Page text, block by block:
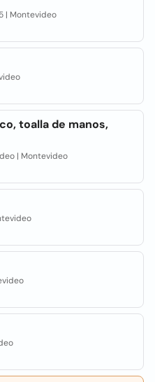
| Montevideo
toalla de manos,
| Montevideo